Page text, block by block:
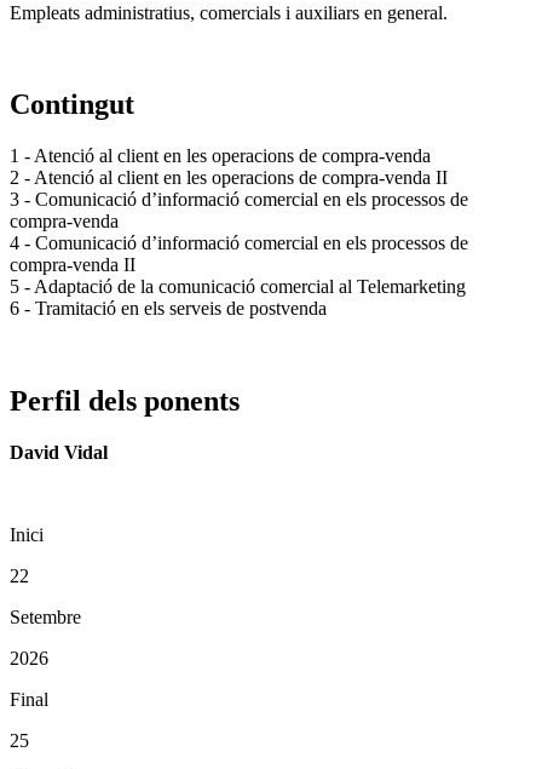
Empleats administratius, comercials i auxiliars en general.
Contingut
1 - Atenció al client en les operacions de compra-venda
2 - Atenció al client en les operacions de compra-venda II
3 - Comunicació d’informació comercial en els processos de
compra-venda
4 - Comunicació d’informació comercial en els processos de
compra-venda II
5 - Adaptació de la comunicació comercial al Telemarketing
6 - Tramitació en els serveis de postvenda
Perfil dels ponents
David Vidal
Inici
22
Setembre
2026
Final
25